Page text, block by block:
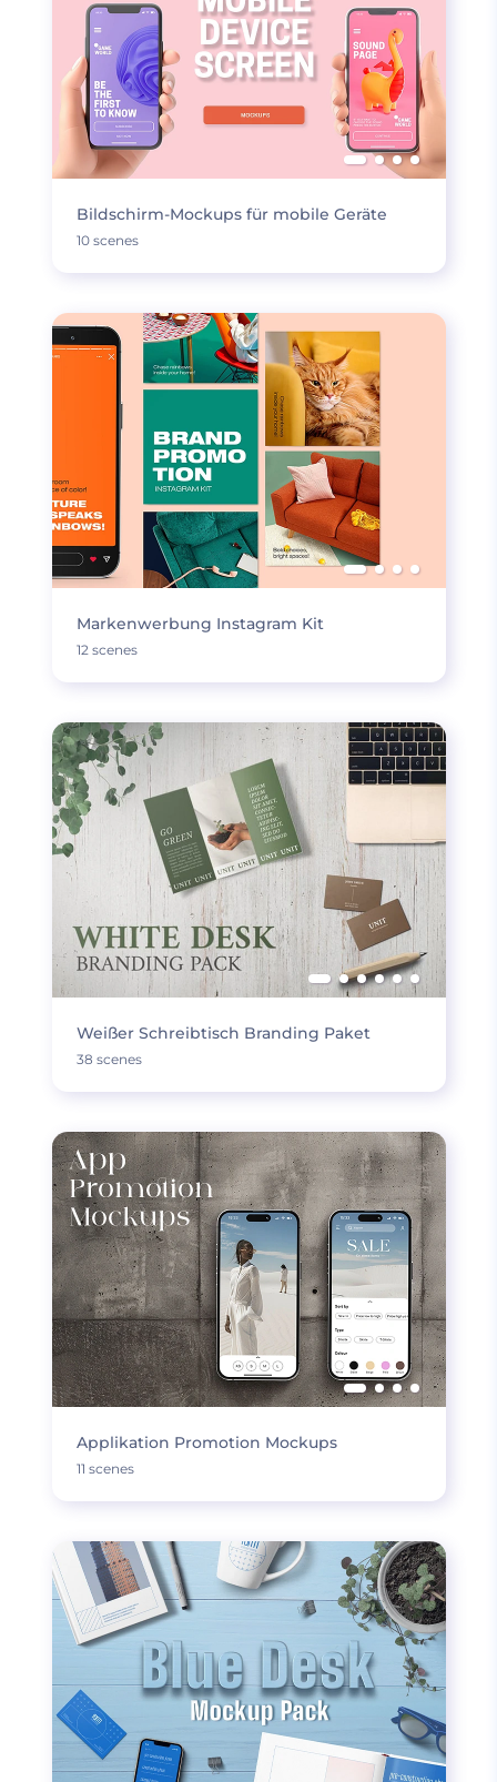
Bildschirm-Mockups für mobile Geräte
10 scenes
Markenwerbung Instagram Kit
12 scenes
Weißer Schreibtisch Branding Paket
38 scenes
Applikation Promotion Mockups
11 scenes